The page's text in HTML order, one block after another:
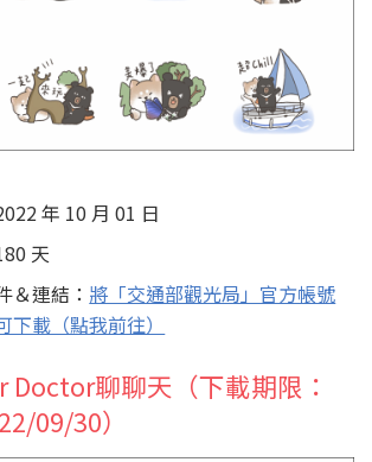
年 10 月 01 日
天
＆連結： 將「交通部觀光局」官方帳號
下載（點我前往）
Doctor聊聊天（下載期限：
09/30）